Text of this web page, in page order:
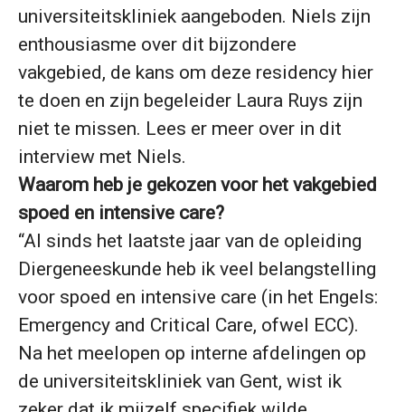
universiteitskliniek aangeboden. Niels zijn
enthousiasme over dit bijzondere
vakgebied, de kans om deze residency hier
te doen en zijn begeleider Laura Ruys zijn
niet te missen. Lees er meer over in dit
interview met Niels.
Waarom heb je gekozen voor het vakgebied
spoed en intensive care?
“Al sinds het laatste jaar van de opleiding
Diergeneeskunde heb ik veel belangstelling
voor spoed en intensive care (in het Engels:
Emergency and Critical Care, ofwel ECC).
Na het meelopen op interne afdelingen op
de universiteitskliniek van Gent, wist ik